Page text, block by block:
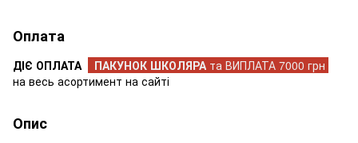
Оплата
ДІЄ ОПЛАТА ПАКУНОК ШКОЛЯРА та ВИПЛАТА 7000 грн
на весь асортимент на сайті
Опис